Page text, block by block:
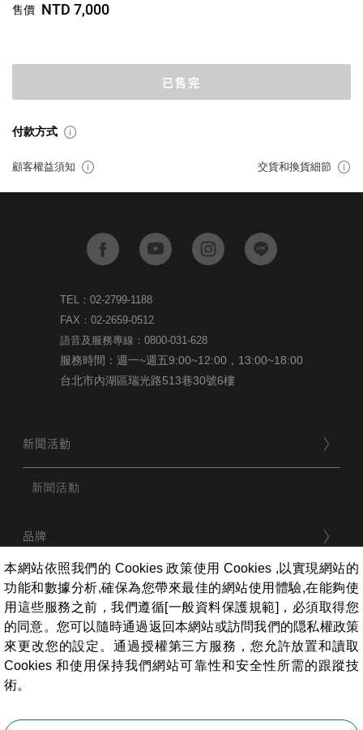
售價 NTD 7,000
付款方式
已售完
顧客權益須知 交貨和換貨細節
TEL：02-2799-1188
FAX：02-2659-0512
語音及服務專線：0800-031-628
服務時間：週一~週五9:00~12:00，13:00~18:00
台北市內湖區瑞光路513巷30號6樓
新聞活動
新聞活動
品牌
用戶服務
條款相關
本網站依照我們的 Cookies 政策使用 Cookies ,以實現網站的
功能和數據分析,確保為您帶來最佳的網站使用體驗,在能夠使
用這些服務之前，我們遵循[一般資料保護規範]，必須取得您
的同意。您可以隨時通過返回本網站或訪問我們的隠私權政策
來更改您的設定。通過授權第三方服務，您允許放置和讀取
Cookies 和使用保持我們網站可靠性和安全性所需的跟蹤技
術。